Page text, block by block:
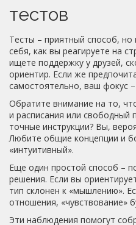
тестов
Тесты – приятный способ,
себя, как вы реагируете на
ищете поддержку у друзей,
ориентир. Если же
самостоятельно, ваш фокус
Обратите внимание на то,
и расписания или свободный
точные инструкции? Вы,
Любите общие концепции и
«интуитивный».
Еще один простой способ –
решения. Если вы
тип склонен к «мышлению».
отношения, «чувствование»
Эти наблюдения помогут